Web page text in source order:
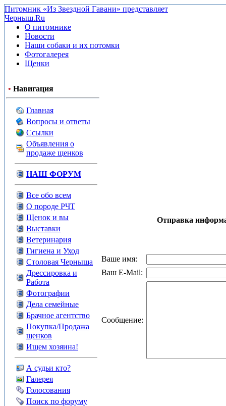
Питомник «Из Звездной Гавани» представляет
Черныш.Ru
О питомнике
Новости
Наши собаки и их потомки
Фотогалерея
Щенки
• Навигация
Главная
Вопросы и ответы
Ссылки
Объявления о
продаже щенков
НАШ ФОРУМ
Все обо всем
О породе РЧТ
Щенок и вы
Выставки
Ветеринария
Гигиена и Уход
Столовая Черныша
Дрессировка и
Работа
Фотографии
Дела семейные
Брачное агентство
Покупка/Продажа
щенков
Ищем хозяина!
А судьи кто?
Галерея
Голосования
Поиск по форуму
Отправка
Ваше имя:
Ваш E-Mail:
Сообщение: